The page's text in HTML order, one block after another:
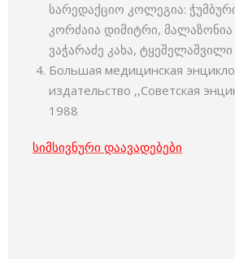
სარედაქციო კოლეგია:
კორძაია დიმიტრი, მალაზონია
ვაჭარაძე კახა,
Большая медицинская
издательство ,,Советская
1988
სიმსივნური დაავადებები